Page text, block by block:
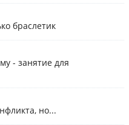
браслетик
- занятие для
но...